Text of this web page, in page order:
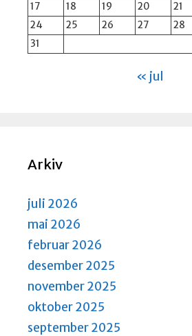
17
18 19 20 21
24
25 26 27 28
31
« jul
Arkiv
juli 2026
mai 2026
februar 2026
desember 2025
november 2025
oktober 2025
september 2025